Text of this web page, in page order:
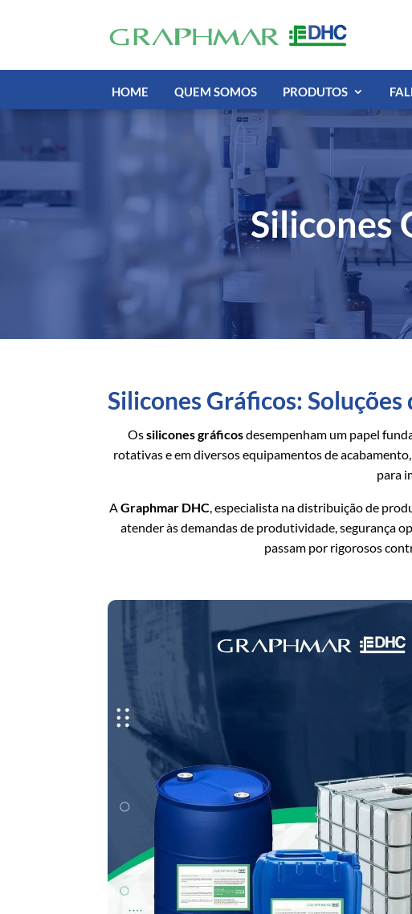
HOME QUEM SOMOS PRODUTOS
Silicones
Silicones Gráficos:
Ossilicones gráficosdesempenham um papel
rotativas e em diversos equipamentos de
para
A Graphmar DHC , especialista na distribuição de
atender às demandas de produtividade, segurança
passam por rigorosos